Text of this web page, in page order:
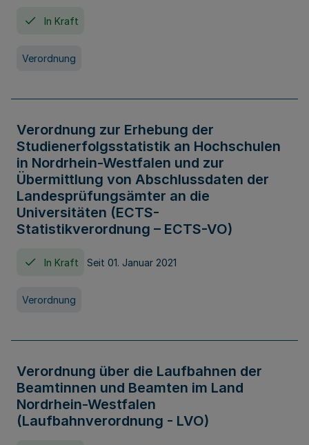
In Kraft
Verordnung
Verordnung zur Erhebung der
Studienerfolgsstatistik an Hochschulen
in Nordrhein-Westfalen und zur
Übermittlung von Abschlussdaten der
Landesprüfungsämter an die
Universitäten (ECTS-
Statistikverordnung – ECTS-VO)
In Kraft Seit 01. Januar 2021
Verordnung
Verordnung über die Laufbahnen der
Beamtinnen und Beamten im Land
Nordrhein-Westfalen
(Laufbahnverordnung - LVO)